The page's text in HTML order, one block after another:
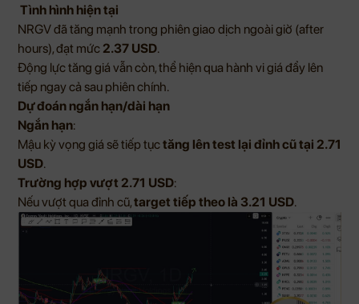
Tình hình hiện tại
NRGV đã tăng mạnh trong phiên giao dịch ngoài giờ (after
hours), đạt mức 2.37 USD.
Động lực tăng giá vẫn còn, thể hiện qua hành vi giá đẩy lên
tiếp ngay cả sau phiên chính.
Dự đoán ngắn hạn/dài hạn
Ngắn hạn:
Mậu kỳ vọng giá sẽ tiếp tụctăng lên test lại đỉnh cũ tại 2.71
USD.
Trường hợp vượt 2.71 USD:
Nếu vượt qua đỉnh cũ,target tiếp theo là 3.21 USD.